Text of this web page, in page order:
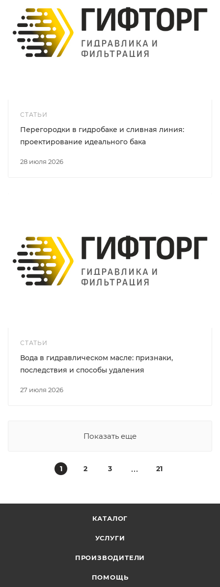
СТАТЬИ
28 июля 2026
Перегородки в гидробаке и сливная линия:
проектирование идеального бака
СТАТЬИ
27 июля 2026
Вода в гидравлическом масле: признаки,
последствия и способы удаления
Показать еще
1 2 3 21
КАТАЛОГ
УСЛУГИ
ПРОИЗВОДИТЕЛИ
ПОМОЩЬ